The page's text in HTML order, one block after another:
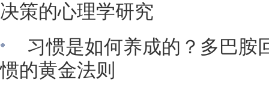
决策的心理学研究
习惯是如何养成的？多巴胺
惯的黄金法则